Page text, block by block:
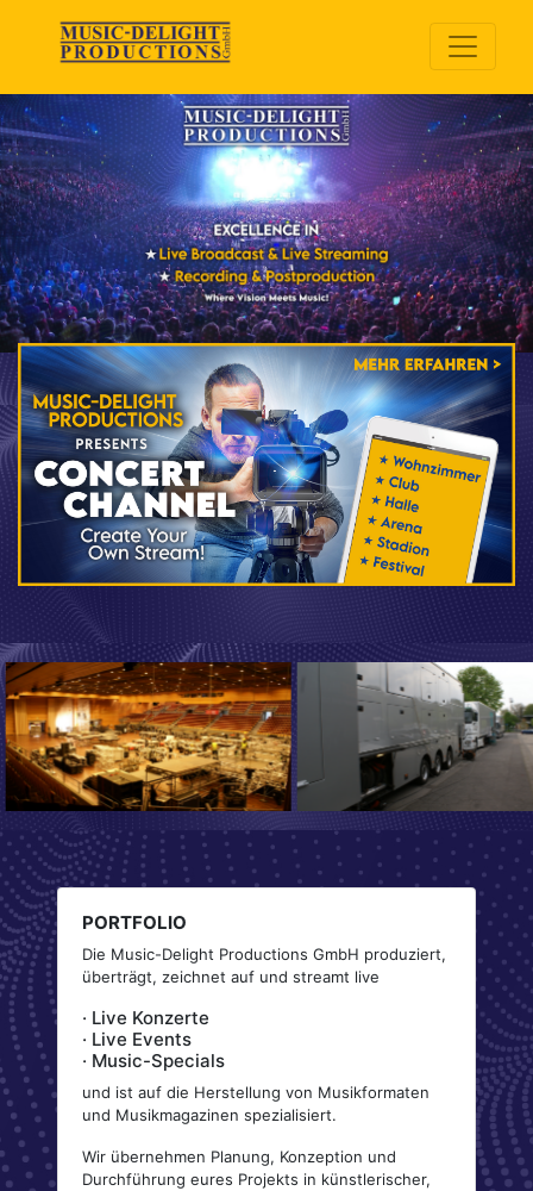
PORTFOLIO
Die Music-Delight Productions GmbH produziert,
überträgt, zeichnet auf und streamt live
· Live Konzerte
· Live Events
· Music-Specials
und ist auf die Herstellung von Musikformaten
und Musikmagazinen spezialisiert.
Wir übernehmen Planung, Konzeption und
Durchführung eures Projekts in künstlerischer,